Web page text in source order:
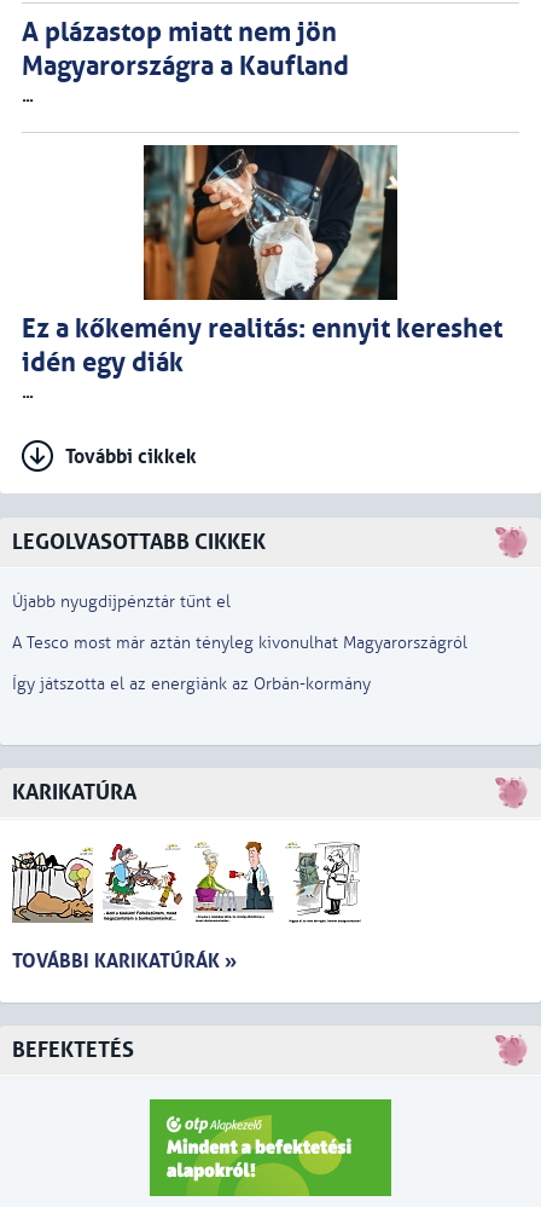
A plázastop miatt nem jön
Magyarországra a Kaufland
...
Ez a kőkemény realitás: ennyit kereshet
idén egy diák
...
További cikkek
LEGOLVASOTTABB CIKKEK
Újabb nyugdíjpénztár tűnt el
A Tesco most már aztán tényleg kivonulhat Magyarországról
Így játszotta el az energiánk az Orbán-kormány
KARIKATÚRA
TOVÁBBI KARIKATÚRÁK »
BEFEKTETÉS